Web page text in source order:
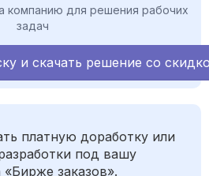
компанию для решения рабочих
задач
и скачать решение со
платную доработку или
под вашу
заказов».